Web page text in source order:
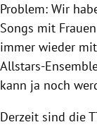
Problem: Wir
Songs mit
immer wieder
Allstars-
kann ja noch
Derzeit sind die